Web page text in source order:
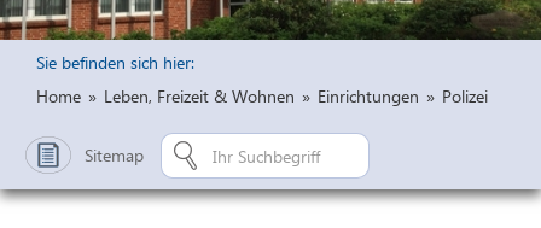
Sie befinden sich hier:
Home » Leben, Freizeit & Wohnen » Einrichtungen » Polizei
Sitemap